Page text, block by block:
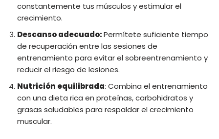
constantemente tus músculos y estimular el
crecimiento.
Descanso adecuado:Permítete suficiente tiempo
de recuperación entre las sesiones de
entrenamiento para evitar el sobreentrenamiento y
reducir el riesgo de lesiones.
Nutrición equilibrada: Combina el entrenamiento
con una dieta rica en proteínas, carbohidratos y
grasas saludables para respaldar el crecimiento
muscular.